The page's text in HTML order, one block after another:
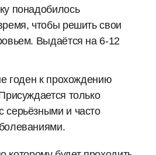
понадобилось
чтобы решить свои
Выдаётся на 6-12
годен к прохождению
только
и часто